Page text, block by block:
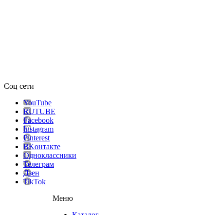
Соц сети
YouTube
RUTUBE
Facebook
Instagram
Pinterest
ВKонтакте
Одноклассники
Телеграм
Дзен
TikTok
Меню